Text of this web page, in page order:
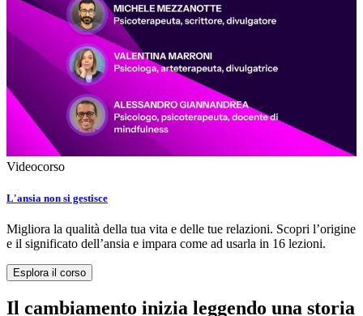
Videocorso
L'ansia non si gestisce
Migliora la qualità della tua vita e delle tue relazioni. Scopri l’origine
e il significato dell’ansia e impara come ad usarla in 16 lezioni.
Esplora il corso
Il cambiamento inizia leggendo una storia